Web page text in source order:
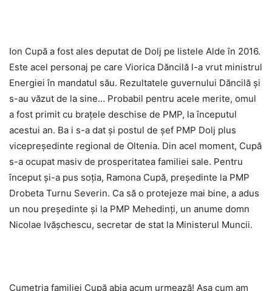
Ion Cupă a fost ales deputat de Dolj pe listele Alde în 2016.
Este acel personaj pe care Viorica Dăncilă l-a vrut ministrul
Energiei în mandatul său. Rezultatele guvernului Dăncilă și
s-au văzut de la sine… Probabil pentru acele merite, omul
a fost primit cu brațele deschise de PMP, la începutul
acestui an. Ba i s-a dat și postul de șef PMP Dolj plus
vicepreședinte regional de Oltenia. Din acel moment, Cupă
s-a ocupat masiv de prosperitatea familiei sale. Pentru
început și-a pus soția, Ramona Cupă, președinte la PMP
Drobeta Turnu Severin. Ca să o protejeze mai bine, a adus
un nou președinte și la PMP Mehedinți, un anume domn
Nicolae Ivășchescu, secretar de stat la Ministerul Muncii.
Cumetria familiei Cupă abia acum urmează! Așa cum am